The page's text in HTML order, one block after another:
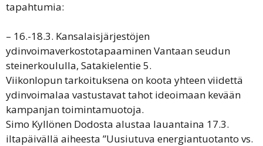
tapahtumia:
– 16.-18.3. Kansalaisjärjestöjen
ydinvoimaverkostotapaaminen Vantaan seudun
steinerkoululla, Satakielentie 5.
Viikonlopun tarkoituksena on koota yhteen viidettä
ydinvoimalaa vastustavat tahot ideoimaan kevään
kampanjan toimintamuotoja.
Simo Kyllönen Dodosta alustaa lauantaina 17.3.
iltapäivällä aiheesta ”Uusiutuva energiantuotanto vs.